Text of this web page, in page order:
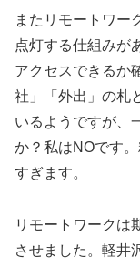
またリモートワー
点灯する仕組みが
アクセスできるか
社」「外出」の札
いるようですが、
か？私はNOです
すぎます。
リモートワークは
させました。軽井